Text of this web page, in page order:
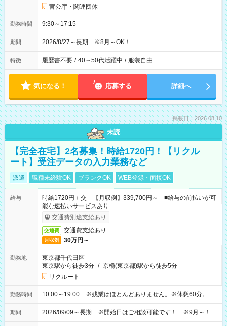
官公庁・関連団体
勤務時間 9:30～17:15
期間 2026/8/27～長期 ※8月～OK！
特徴 履歴書不要 / 40～50代活躍中 / 服装自由
気になる！ 応募する 詳細へ
掲載日：2026.08.10
未読
【完全在宅】2名募集！時給1720円！【リクル
ート】受注データの入力業務など
派遣 職種未経験OK ブランクOK WEB登録・面接OK
給与
時給1720円＋交 【月収例】339,700円～ ■給与の前払いが可
能な速払いサービスあり
交通費別途支給あり
交通費 交通費支給あり
月収例 30万円～
勤務地
東京都千代田区
東京駅から徒歩3分 / 京橋(東京都)駅から徒歩5分
リクルート
勤務時間 10:00～19:00 ※残業はほとんどありません。※休憩60分。
期間 2026/09/09～長期 ※開始日はご相談可能です！ ※9月～！